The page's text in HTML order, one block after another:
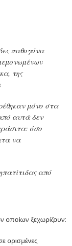
παθογόνα
της
μόνο στα
αυτά δεν
όσο
να
από
οποίων ξεχωρίζουν:
ορισμένες